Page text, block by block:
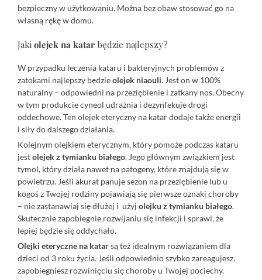
bezpieczny w użytkowaniu. Można bez obaw stosować go na
własną rękę w domu.
Jaki olejek na katar będzie najlepszy?
W przypadku leczenia kataru i bakteryjnych problemów z
zatokami najlepszy będzieolejek niaouli. Jest on w 100%
naturalny – odpowiedni na przeziębienie i zatkany nos. Obecny
w tym produkcie cyneol udrażnia i dezynfekuje drogi
oddechowe. Ten olejek eteryczny na katar dodaje także energii
i siły do dalszego działania.
Kolejnym olejkiem eterycznym, który pomoże podczas kataru
jestolejek z tymianku białego. Jego głównym związkiem jest
tymol, który działa nawet na patogeny, które znajdują się w
powietrzu. Jeśli akurat panuje sezon na przeziębienie lub u
kogoś z Twojej rodziny pojawiają się pierwsze oznaki choroby
– nie zastanawiaj się dłużej i użyj olejku z tymianku białego.
Skutecznie zapobiegnie rozwijaniu się infekcji i sprawi, że
lepiej będzie się oddychało.
Olejki eteryczne na katarsą też idealnym rozwiązaniem dla
dzieci od 3 roku życia. Jeśli odpowiednio szybko zareagujesz,
zapobiegniesz rozwinięciu się choroby u Twojej pociechy.